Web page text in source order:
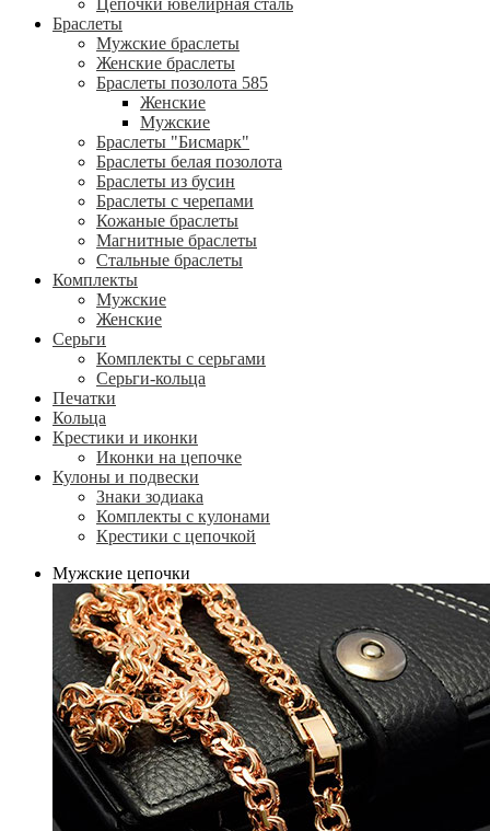
Цепочки ювелирная сталь
Браслеты
Мужские браслеты
Женские браслеты
Браслеты позолота 585
Женские
Мужские
Браслеты "Бисмарк"
Браслеты белая позолота
Браслеты из бусин
Браслеты с черепами
Кожаные браслеты
Магнитные браслеты
Стальные браслеты
Комплекты
Мужские
Женские
Серьги
Комплекты с серьгами
Серьги-кольца
Печатки
Кольца
Крестики и иконки
Иконки на цепочке
Кулоны и подвески
Знаки зодиака
Комплекты с кулонами
Крестики с цепочкой
Мужские цепочки